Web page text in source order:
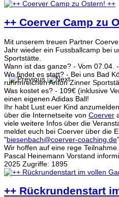
++ Coerver Camp zu
Mit unserem treuen Partner
Jahr wieder ein Fussballcamp bei
Sportstätte.
Wann ist das ganze? - Vom 07.04.
Wo findet es statt? - Bei uns Bad
ruhrmreichen Anton Zinner
Was kostet es? - 109€ (inklusive
einen eigenen Adidas Ball!
Ihr habt Lust euer Kind
über die Internetseite von Coerver
viele weitere Infos über die
meldet euch bei Coerver über die
"biesenbach@coerver-coaching.de".
Wir hoffen auf eine rege Teilnahme.
Pascal Heinemann Vorstand
2025 Zugriffe: 1895
++ Rückrundenstart